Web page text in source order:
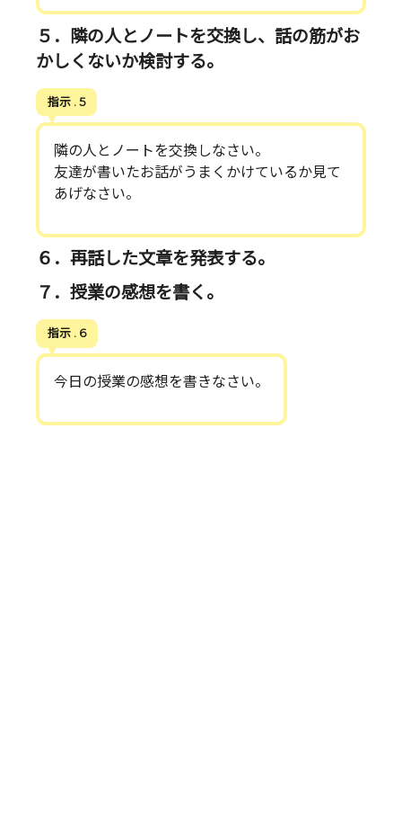
５．隣の人とノートを交換し、話の筋がお
かしくないか検討する。
指示 . 5
隣の人とノートを交換しなさい。
友達が書いたお話がうまくかけているか見て
あげなさい。
６．再話した文章を発表する。
７．授業の感想を書く。
指示 . 6
今日の授業の感想を書きなさい。